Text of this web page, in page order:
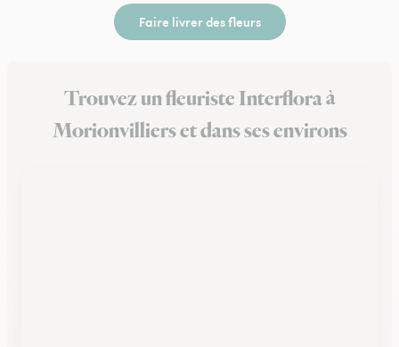
Faire livrer des fleurs
Trouvez un fleuriste Interflora à
Morionvilliers et dans ses environs